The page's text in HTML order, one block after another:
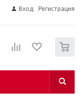
Вход Регистрация